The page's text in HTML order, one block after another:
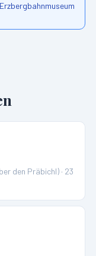
Erzbergbahnmuseum
den Präbichl) · 23